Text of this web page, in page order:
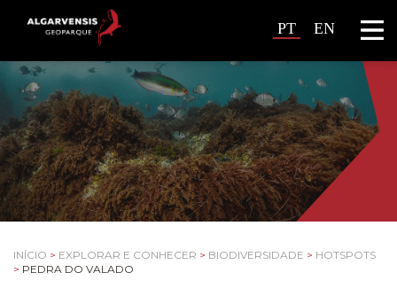
PT EN
INÍCIO > EXPLORAR E CONHECER > BIODIVERSIDADE > HOTSPOTS
> PEDRA DO VALADO